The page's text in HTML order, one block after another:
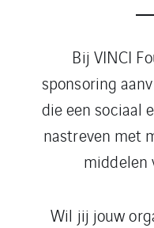
Bij VINCI
sponsoring
die een sociaal
nastreven met
middelen
Wil jij jouw